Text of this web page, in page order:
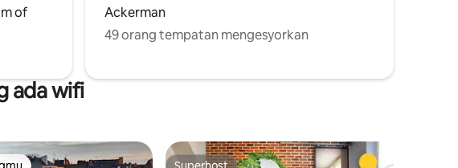
of
Ackerman
49 orang tempatan mengesyorkan
ada wifi